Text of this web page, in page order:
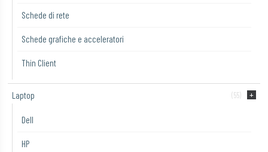
Schede di rete
Schede grafiche e acceleratori
Thin Client
Laptop (55)
Dell
HP